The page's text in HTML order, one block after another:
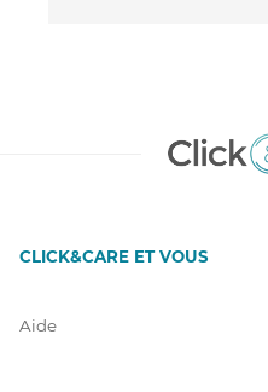
CLICK&CARE ET VOUS
Aide